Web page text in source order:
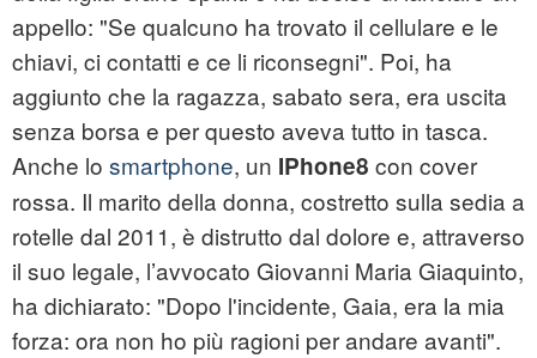
appello: "Se qualcuno ha trovato il cellulare e le
chiavi, ci contatti e ce li riconsegni". Poi, ha
aggiunto che la ragazza, sabato sera, era uscita
senza borsa e per questo aveva tutto in tasca.
Anche lo smartphone, un IPhone8 con cover
rossa. Il marito della donna, costretto sulla sedia a
rotelle dal 2011, è distrutto dal dolore e, attraverso
il suo legale, l’avvocato Giovanni Maria Giaquinto,
ha dichiarato: "Dopo l'incidente, Gaia, era la mia
forza: ora non ho più ragioni per andare avanti".